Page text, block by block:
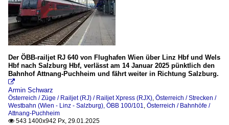
Der ÖBB-railjet RJ 640 von Flughafen Wien über Linz Hbf und Wels
Hbf nach Salzburg Hbf, verlässt am 14 Januar 2025 pünktlich den
Bahnhof Attnang-Puchheim und fährt weiter in Richtung Salzburg.

Armin Schwarz
Österreich / Züge / Railjet (RJ) / Railjet Xpress (RJX), Österreich / Strecken /
Westbahn (Wien - Linz - Salzburg), ÖBB 100/101, Österreich / Bahnhöfe /
Attnang-Puchheim
 543 1400x942 Px, 29.01.2025